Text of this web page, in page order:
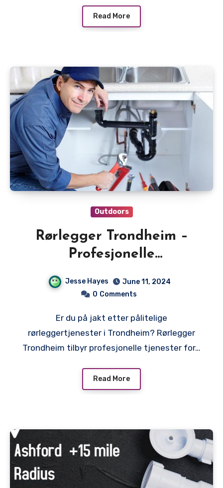
Read More
Outdoors
Rørlegger Trondheim –
Profesjonelle
Rørleggertjenester i
Trondheim
Jesse Hayes
June 11, 2024
0 Comments
Er du på jakt etter pålitelige
rørleggertjenester i Trondheim? Rørlegger
Trondheim tilbyr profesjonelle tjenester for…
Read More